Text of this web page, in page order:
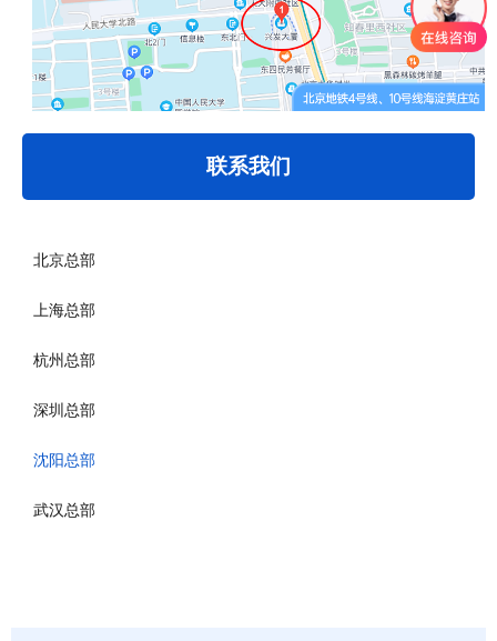
联系我们
北京总部
上海总部
杭州总部
深圳总部
沈阳总部
武汉总部